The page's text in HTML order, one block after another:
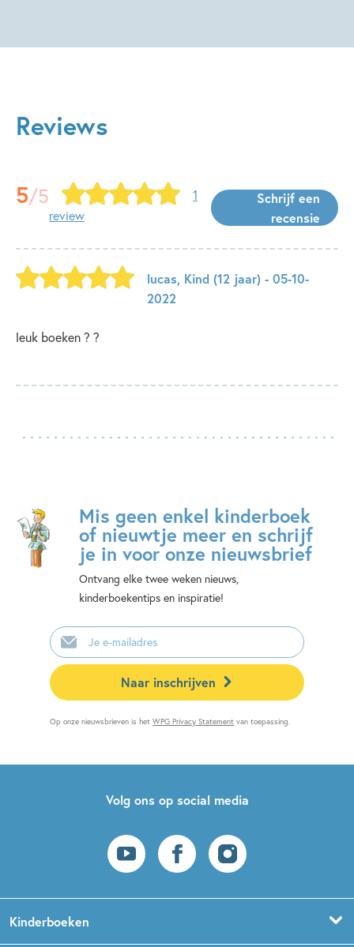
Reviews
5/5
1
review
Schrijf een
recensie
lucas, Kind (12 jaar) - 05-10-
2022
leuk boeken ? ?
Mis geen enkel kinderboek
of nieuwtje meer en schrijf
je in voor onze nieuwsbrief
Ontvang elke twee weken nieuws,
kinderboekentips en inspiratie!
E-
mailadres
Naar inschrijven
Op onze nieuwsbrieven is hetWPG Privacy Statement van toepassing.
Volg ons op social media
Kinderboeken